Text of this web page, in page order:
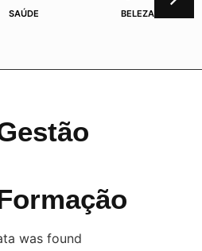
SAÚDE BELEZA
was found